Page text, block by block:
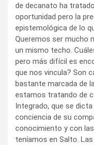
de decanato ha
oportunidad pero la
epistemológica de lo
Queremos ser mucho
un mismo techo.
pero más difícil es
que nos vincula? Son
bastante marcada de
estamos tratando de
Integrado, que se
conciencia de su
conocimiento y con
teníamos en Salto.